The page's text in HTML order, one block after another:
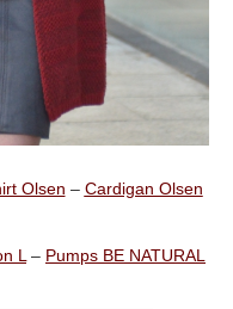
Olsen – Cardigan Olsen
L– Pumps BE NATURAL